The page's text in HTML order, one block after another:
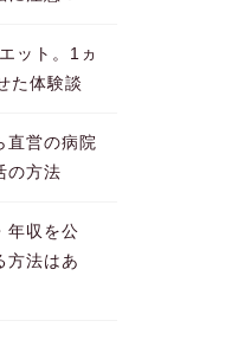
ット。1ヵ
た体験談
直営の病院
の方法
年収を公
方法はあ